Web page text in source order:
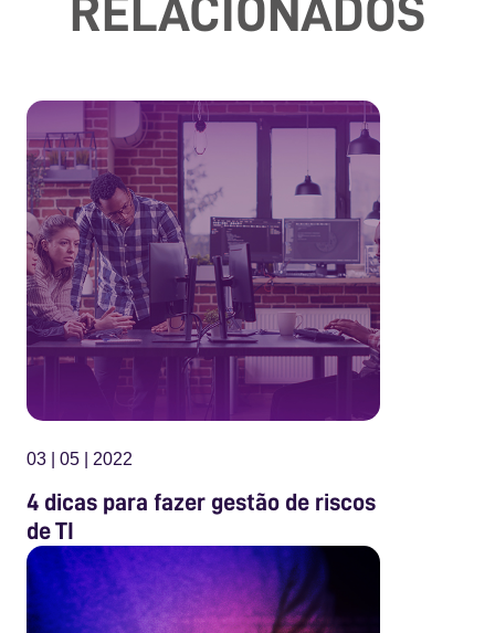
RELACIONADOS
03 | 05 | 2022
4 dicas para fazer gestão de riscos
de TI